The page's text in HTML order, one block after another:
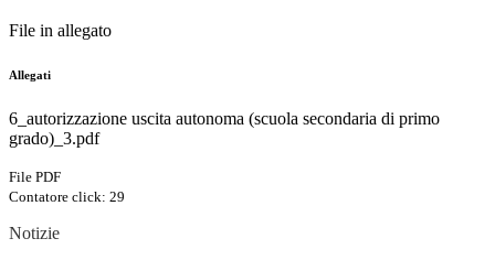
File in allegato
Allegati
6_autorizzazione uscita autonoma (scuola secondaria di primo
grado)_3.pdf
File PDF
Contatore click: 29
Notizie